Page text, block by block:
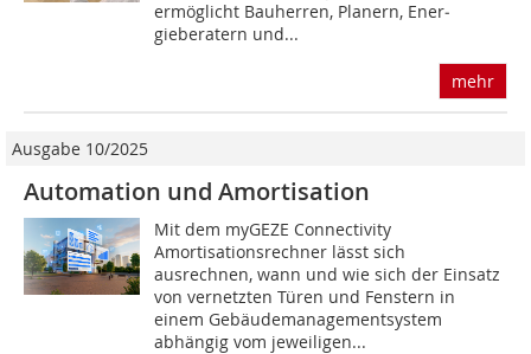
ermöglicht Bauherren, Planern, Ener­
gieberatern und...
mehr
Ausgabe 10/2025
Automation und Amortisation
Mit dem myGEZE Connectivity
Amortisationsrechner lässt sich
ausrechnen, wann und wie sich der Einsatz
von vernetzten Türen und Fenstern in
einem Gebäudemanagementsystem
abhängig vom jeweiligen...